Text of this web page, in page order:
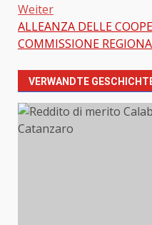
Weiter
ALLEANZA DELLE
COMMISSIONE
VERWANDTE